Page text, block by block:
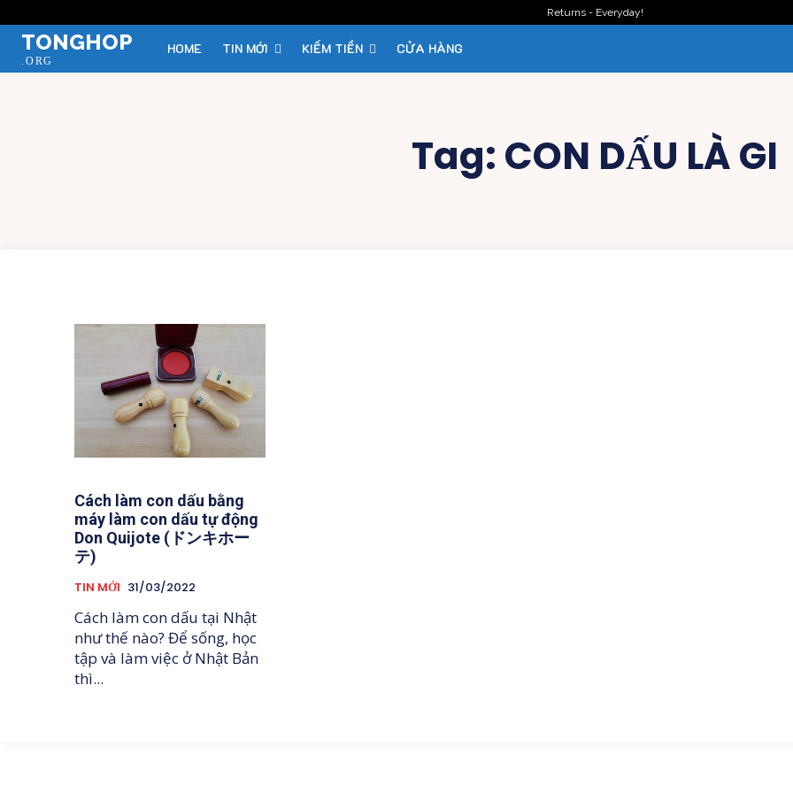
Returns - Everyday!
TONGHOP
.ORG
HOME TIN MỚI KIẾM TIỀN CỬA HÀNG
Tag: CON DẤU LÀ GI
Cách làm con dấu bằng
máy làm con dấu tự động
Don Quijote (ドンキホー
テ)
TIN MỚI 31/03/2022
Cách làm con dấu tại Nhật
như thế nào? Để sống, học
tập và làm việc ở Nhật Bản
thì...